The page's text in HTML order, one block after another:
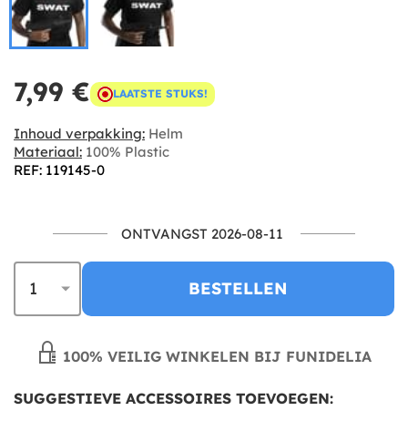
7,99 € LAATSTE STUKS!
Inhoud verpakking: Helm
Materiaal: 100% Plastic
REF: 119145-0
ONTVANGST 2026-08-11
BESTELLEN
100% VEILIG WINKELEN BIJ FUNIDELIA
SUGGESTIEVE ACCESSOIRES TOEVOEGEN: